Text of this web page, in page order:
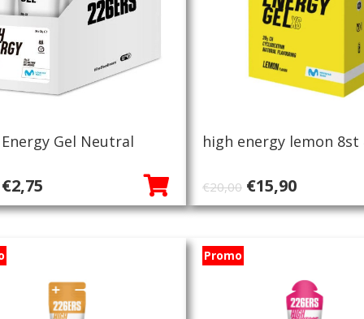
Gel Neutral
Oorspronkelijke
prijs
€3,30.
€2,75Huidige
prijs
high energy lemon 8st
€20,00
prijs
€15,90Huidige
prijs
Promo